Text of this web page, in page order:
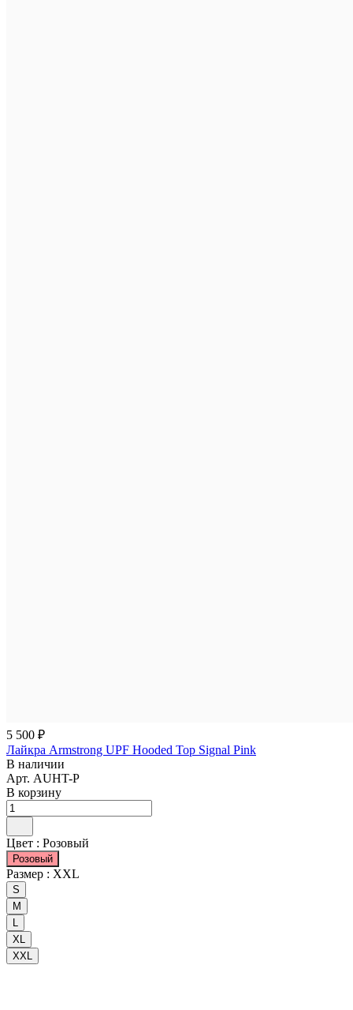
5 500 ₽
Лайкра Armstrong UPF Hooded Top Signal Pink
В наличии
Арт. AUHT-P
В корзину
Цвет : Розовый
Розовый
Размер : XXL
S
M
XL
XXL